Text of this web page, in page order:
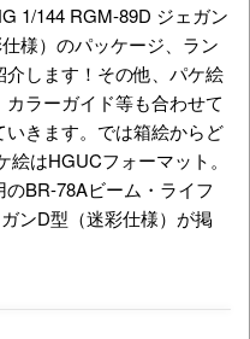
1/144 RGM-89D ジェガン
様）のパッケージ、ラン
介します！その他、パケ絵
カラーガイド等も合わせて
いきます。では箱絵からど
絵はHGUCフォーマット。
のBR-78Aビーム・ライフ
ンD型（迷彩仕様）が掲